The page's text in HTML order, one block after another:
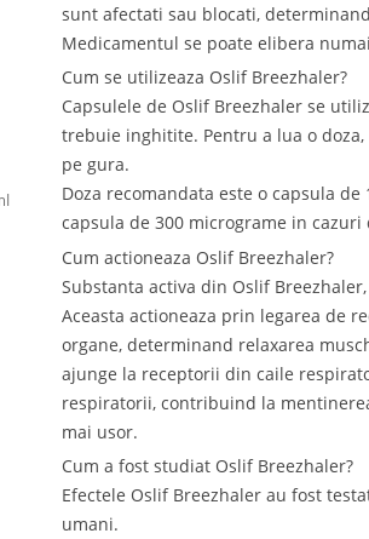
sunt afectati sau blocati,
Medicamentul se poate elibera
Cum se utilizeaza Oslif Breezhaler?
Capsulele de Oslif Breezhaler se
trebuie inghitite. Pentru a lua o
pe gura.
Doza recomandata este o capsula
capsula de 300 micrograme in
Cum actioneaza Oslif Breezhaler?
Substanta activa din Oslif
Aceasta actioneaza prin legarea de
organe, determinand relaxarea
ajunge la receptorii din caile
respiratorii, contribuind la
mai usor.
Cum a fost studiat Oslif Breezhaler?
Efectele Oslif Breezhaler au fost
umani.